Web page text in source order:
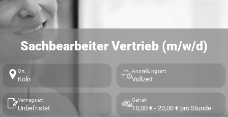
Sachbearbeiter Vertrieb (m/w/d)
Ort
Köln
Anstellungsart
Vollzeit
Vertragsart
Unbefristet
Gehalt
18,00 € - 20,00 € pro Stunde